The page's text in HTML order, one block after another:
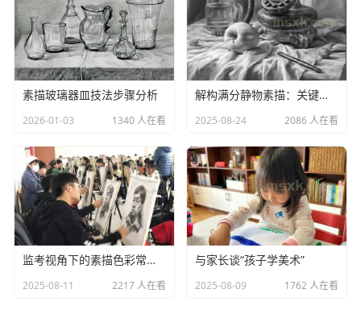
本站部分文章转载自互联网，如有版权问题，请告
知，本站及时下架处理！
素描玻璃器皿技法步骤分析
2026-01-03 1340 人在看
解构满分静物素描：关键要素与创作逻辑
2025-08-24 2086 人在看
监考视角下的素描色彩常见误区解析
2025-08-11 2217 人在看
与家长谈“孩子学美术”
2025-08-09 1762 人在看